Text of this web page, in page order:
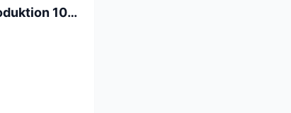
Linienführer Konfektionierung / Produktion 100% (m/w/d)